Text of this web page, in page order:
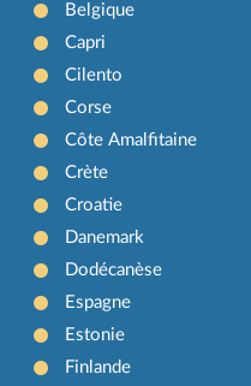
Belgique
Capri
Cilento
Corse
Côte Amalfitaine
Crète
Croatie
Danemark
Dodécanèse
Espagne
Estonie
Finlande